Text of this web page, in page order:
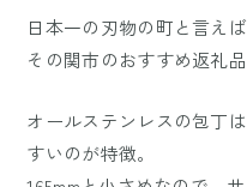
日本一の刃物の町と言え
その関市のおすすめ返礼品
オールステンレスの包丁
すいのが特徴。